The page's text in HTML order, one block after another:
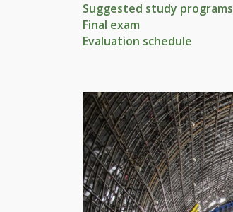
Suggested study programs
Final exam
Evaluation schedule